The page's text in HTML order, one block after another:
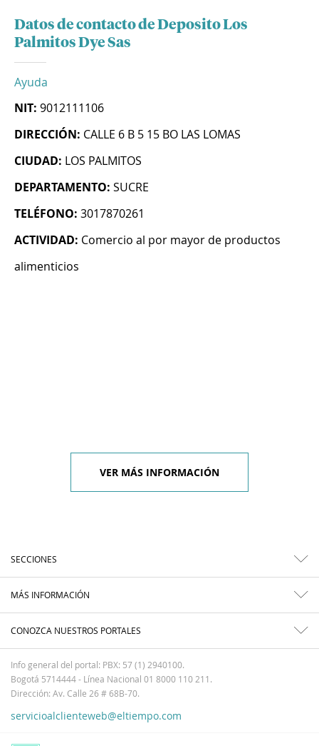
Datos de contacto de Deposito Los
Palmitos Dye Sas
Ayuda
NIT: 9012111106
DIRECCIÓN: CALLE 6 B 5 15 BO LAS LOMAS
CIUDAD: LOS PALMITOS
DEPARTAMENTO: SUCRE
TELÉFONO: 3017870261
ACTIVIDAD: Comercio al por mayor de productos
alimenticios
VER MÁS INFORMACIÓN
SECCIONES
MÁS INFORMACIÓN
CONOZCA NUESTROS PORTALES
Info general del portal: PBX: 57 (1) 2940100.
Bogotá 5714444 - Línea Nacional 01 8000 110 211.
Dirección: Av. Calle 26 # 68B-70.
servicioalclienteweb@eltiempo.com